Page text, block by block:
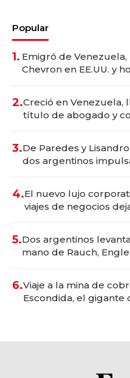
Popular
1. Emigró de
Chevron en EE.UU. y
2.Creció en Venezuela,
título de abogado y
3.De Paredes y
dos argentinos
4.El nuevo lujo
viajes de negocios
5.Dos argentinos
mano de Rauch,
6.Viaje a la mina de
Escondida, el gigante